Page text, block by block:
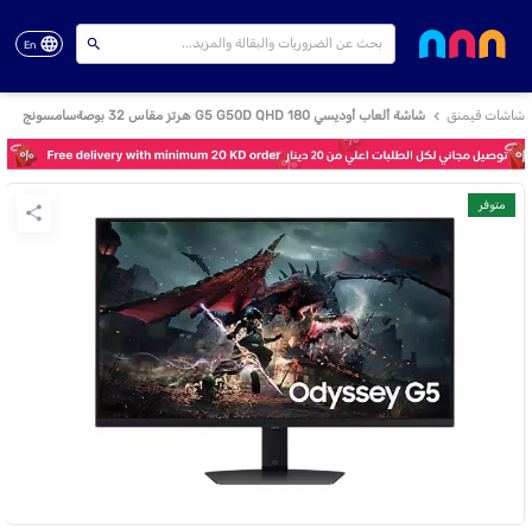
En
شاشات قيمنق شاشة ألعاب أوديسي G5 G50D QHD 180 هرتز مقاس 32 بوصةسامسونج
متوفر